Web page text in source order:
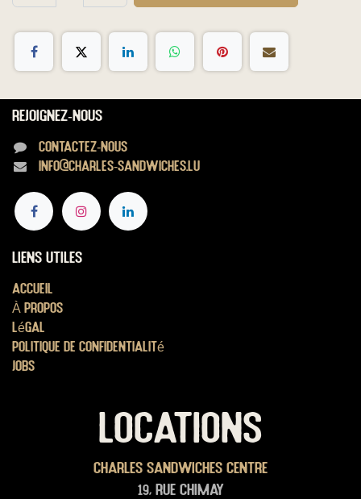
Rejoignez-nous
Contactez-nous
info@charles-sandwiches.lu
Liens utiles
Accueil
À propos
Légal
Politique de confidentialité
Jobs
LOCATIONS
Charles Sandwiches Centre
19, rue Chimay